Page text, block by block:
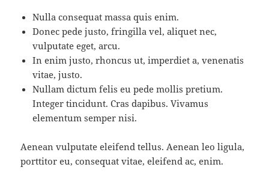
Nulla consequat massa quis enim.
Donec pede justo, fringilla vel, aliquet nec,
vulputate eget, arcu.
In enim justo, rhoncus ut, imperdiet a, venenatis
vitae, justo.
Nullam dictum felis eu pede mollis pretium.
Integer tincidunt. Cras dapibus. Vivamus
elementum semper nisi.
Aenean vulputate eleifend tellus. Aenean leo ligula,
porttitor eu, consequat vitae, eleifend ac, enim.